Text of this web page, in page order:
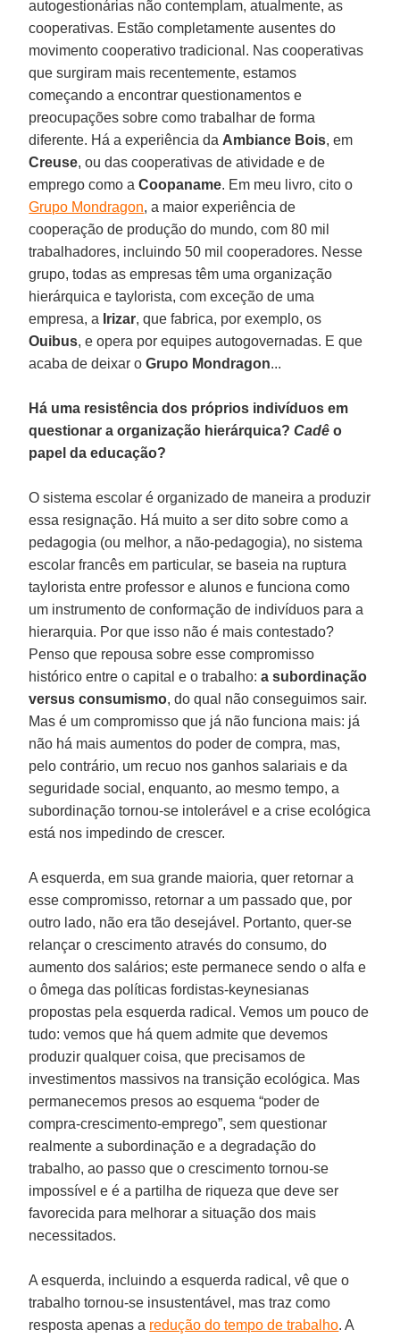
autogestionárias não contemplam, atualmente, as
cooperativas. Estão completamente ausentes do
movimento cooperativo tradicional. Nas cooperativas
que surgiram mais recentemente, estamos
começando a encontrar questionamentos e
preocupações sobre como trabalhar de forma
diferente. Há a experiência da Ambiance Bois, em
Creuse, ou das cooperativas de atividade e de
emprego como aCoopaname. Em meu livro, cito o
Grupo Mondragon, a maior experiência de
cooperação de produção do mundo, com 80 mil
trabalhadores, incluindo 50 mil cooperadores. Nesse
grupo, todas as empresas têm uma organização
hierárquica e taylorista, com exceção de uma
empresa, a Irizar, que fabrica, por exemplo, os
Ouibus, e opera por equipes autogovernadas. E que
acaba de deixar oGrupo Mondragon...
Há uma resistência dos próprios indivíduos em
questionar a organização hierárquica?Cadê o
papel da educação?
O sistema escolar é organizado de maneira a produzir
essa resignação. Há muito a ser dito sobre como a
pedagogia (ou melhor, a não-pedagogia), no sistema
escolar francês em particular, se baseia na ruptura
taylorista entre professor e alunos e funciona como
um instrumento de conformação de indivíduos para a
hierarquia. Por que isso não é mais contestado?
Penso que repousa sobre esse compromisso
histórico entre o capital e o trabalho:a subordinação
versus consumismo, do qual não conseguimos sair.
Mas é um compromisso que já não funciona mais: já
não há mais aumentos do poder de compra, mas,
pelo contrário, um recuo nos ganhos salariais e da
seguridade social, enquanto, ao mesmo tempo, a
subordinação tornou-se intolerável e a crise ecológica
está nos impedindo de crescer.
A esquerda, em sua grande maioria, quer retornar a
esse compromisso, retornar a um passado que, por
outro lado, não era tão desejável. Portanto, quer-se
relançar o crescimento através do consumo, do
aumento dos salários; este permanece sendo o alfa e
o ômega das políticas fordistas-keynesianas
propostas pela esquerda radical. Vemos um pouco de
tudo: vemos que há quem admite que devemos
produzir qualquer coisa, que precisamos de
investimentos massivos na transição ecológica. Mas
permanecemos presos ao esquema “poder de
compra-crescimento-emprego”, sem questionar
realmente a subordinação e a degradação do
trabalho, ao passo que o crescimento tornou-se
impossível e é a partilha de riqueza que deve ser
favorecida para melhorar a situação dos mais
necessitados.
A esquerda, incluindo a esquerda radical, vê que o
trabalho tornou-se insustentável, mas traz como
resposta apenas a redução do tempo de trabalho. A